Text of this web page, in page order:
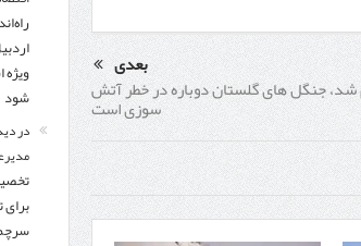
بعدی
شد، جنگل های گلستان دوباره در خطر آتش
سوزی است
شود
در